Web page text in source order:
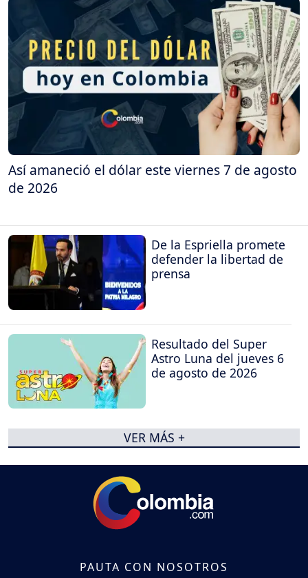
Así amaneció el dólar este viernes 7 de agosto
de 2026
De la Espriella promete
defender la libertad de
prensa
Resultado del Super
Astro Luna del jueves 6
de agosto de 2026
VER MÁS +
PAUTA CON NOSOTROS